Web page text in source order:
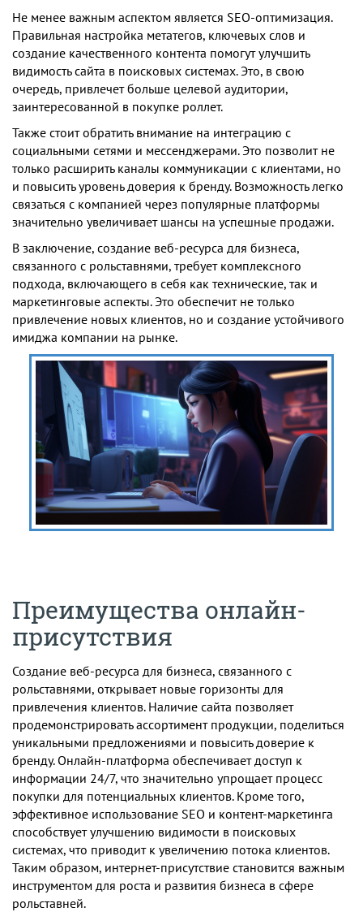
Не менее важным аспектом является SEO-оптимизация.
Правильная настройка метатегов, ключевых слов и
создание качественного контента помогут улучшить
видимость сайта в поисковых системах. Это, в свою
очередь, привлечет больше целевой аудитории,
заинтересованной в покупке роллет.
Также стоит обратить внимание на интеграцию с
социальными сетями и мессенджерами. Это позволит не
только расширить каналы коммуникации с клиентами, но
и повысить уровень доверия к бренду. Возможность легко
связаться с компанией через популярные платформы
значительно увеличивает шансы на успешные продажи.
В заключение, создание веб-ресурса для бизнеса,
связанного с рольставнями, требует комплексного
подхода, включающего в себя как технические, так и
маркетинговые аспекты. Это обеспечит не только
привлечение новых клиентов, но и создание устойчивого
имиджа компании на рынке.
Преимущества онлайн-
присутствия
Создание веб-ресурса для бизнеса, связанного с
рольставнями, открывает новые горизонты для
привлечения клиентов. Наличие сайта позволяет
продемонстрировать ассортимент продукции, поделиться
уникальными предложениями и повысить доверие к
бренду. Онлайн-платформа обеспечивает доступ к
информации 24/7, что значительно упрощает процесс
покупки для потенциальных клиентов. Кроме того,
эффективное использование SEO и контент-маркетинга
способствует улучшению видимости в поисковых
системах, что приводит к увеличению потока клиентов.
Таким образом, интернет-присутствие становится важным
инструментом для роста и развития бизнеса в сфере
рольставней.